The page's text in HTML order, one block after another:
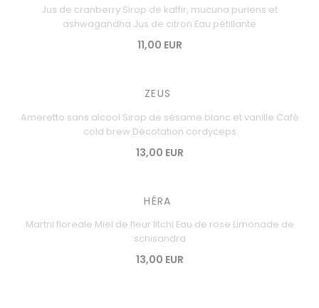
Jus de cranberry Sirop de kaffir, mucuna puriens et
ashwagandha Jus de citron Eau pétillante
11,00 EUR
ZEUS
Ameretto sans alcool Sirop de sésame blanc et vanille Café
cold brew Décotation cordyceps
13,00 EUR
HÉRA
Martni floreale Miel de fleur litchi Eau de rose Limonade de
schisandra
13,00 EUR